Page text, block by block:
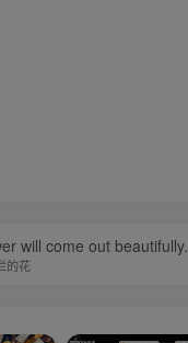
will come out beautifully.
的花